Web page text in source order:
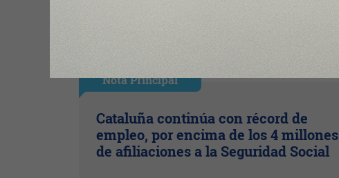
Nota Principal
Cataluña continúa con récord de
empleo, por encima de los 4 millones
de afiliaciones a la Seguridad Social